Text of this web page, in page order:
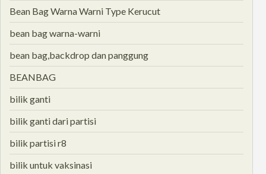
Bean Bag Warna Warni Type Kerucut
bean bag warna-warni
bean bag,backdrop dan panggung
BEANBAG
bilik ganti
bilik ganti dari partisi
bilik partisi r8
bilik untuk vaksinasi